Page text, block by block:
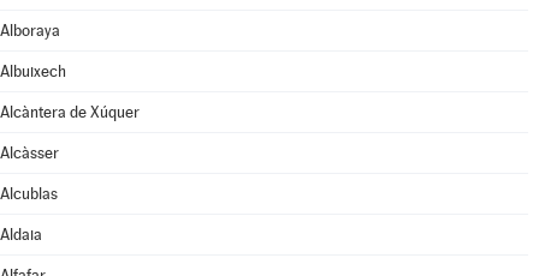
Alboraya
Albuixech
Alcàntera de Xúquer
Alcàsser
Alcublas
Aldaia